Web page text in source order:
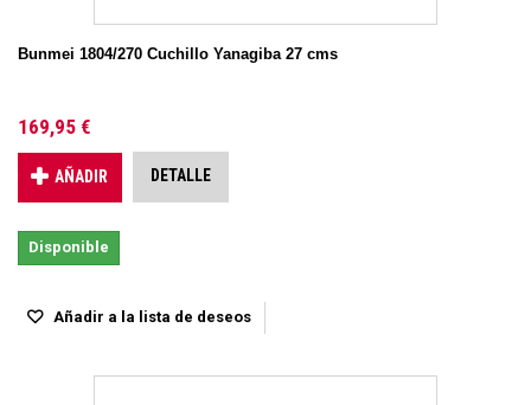
Bunmei 1804/270 Cuchillo Yanagiba 27 cms
169,95 €
AÑADIR DETALLE
Disponible
Añadir a la lista de deseos